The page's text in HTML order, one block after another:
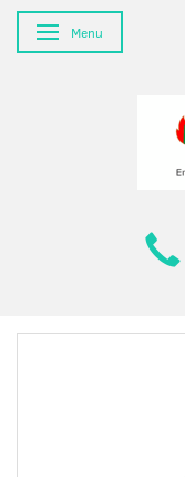
Toggle navigation
Menu